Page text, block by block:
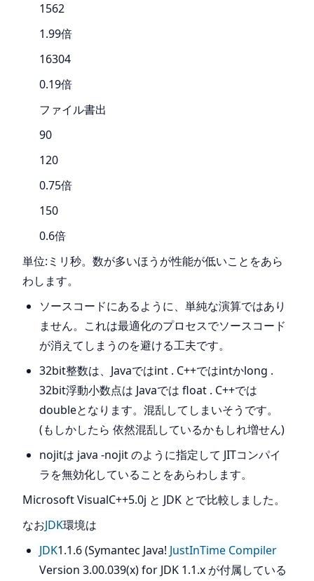
1562
1.99倍
16304
0.19倍
ファイル書出
90
120
0.75倍
150
0.6倍
単位:ミリ秒。数が多いほうが性能が低いことをあら
わします。
ソースコードにあるように、単純な演算ではあり
ません。これは最適化のプロセスでソースコード
が消えてしまうのを避ける工夫です。
32bit整数は、Javaではint . C++ではintかlong .
32bit浮動小数点は Javaでは float . C++では
doubleとなります。混乱してしまいそうです。
(もしかしたら 依然混乱しているかもしれ増せん)
nojitは java -nojit のように指定して JITコンパイ
ラを無効化していることをあらわします。
Microsoft VisualC++5.0j と JDK とで比較しました。
なおJDK環境は
JDK1.1.6 (Symantec Java! JustInTime Compiler
Version 3.00.039(x) for JDK 1.1.x が付属している